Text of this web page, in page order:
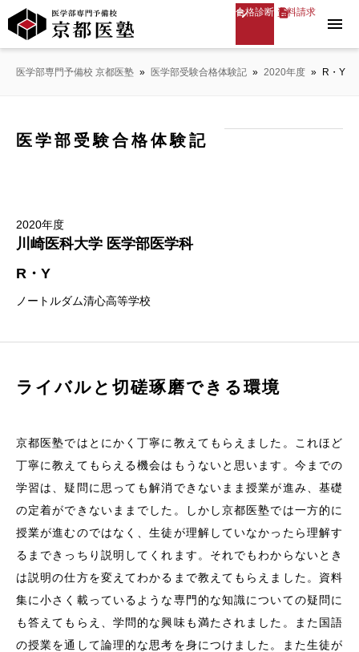
合格診断 資料請求
menu
医学部専門予備校 京都医塾 » 医学部受験合格体験記 » 2020年度 » R・Y
医学部受験合格体験記
2020年度
川崎医科大学 医学部医学科
R・Y
ノートルダム清心高等学校
ライバルと切磋琢磨できる環境
京都医塾ではとにかく丁寧に教えてもらえました。これほど
丁寧に教えてもらえる機会はもうないと思います。今までの
学習は、疑問に思っても解消できないまま授業が進み、基礎
の定着ができないままでした。しかし京都医塾では一方的に
授業が進むのではなく、生徒が理解していなかったら理解す
るまできっちり説明してくれます。それでもわからないとき
は説明の仕方を変えてわかるまで教えてもらえました。資料
集に小さく載っているような専門的な知識についての疑問に
も答えてもらえ、学問的な興味も満たされました。また国語
の授業を通して論理的な思考を身につけました。また生徒が